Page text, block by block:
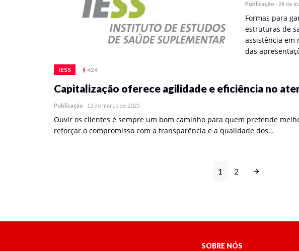
IESS 424
Publicação - 24 de
Formas para
estruturas de
assistência em
das
Capitalização oferece agilidade e eficiência no
Publicação - 13 de março de 2025
Ouvir os clientes é sempre um bom caminho para quem pretende
reforçar o compromisso com a transparência e a qualidade dos…
1 2
SOBRE NÓS